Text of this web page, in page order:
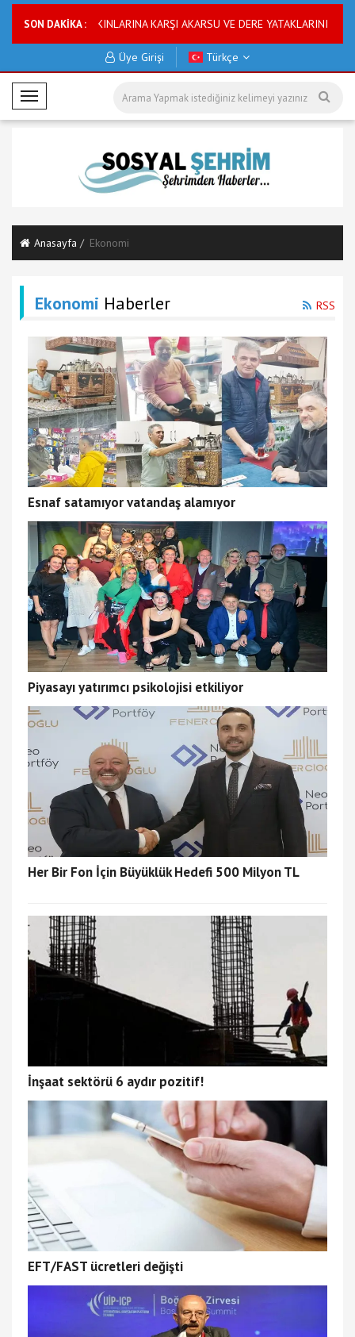
SON DAKİKA :
SU BASKINLARINA KARŞI AKARSU VE DERE YATAKLARINI ISLAH
Üye Girişi Türkçe
M
o
üAnasayfa Ekonomi
Ekonomi Haberler RSS
Esnaf satamıyor vatandaş alamıyor
Piyasayı yatırımcı psikolojisi etkiliyor
Her Bir Fon İçin Büyüklük Hedefi 500 Milyon TL
İnşaat sektörü 6 aydır pozitif!
EFT/FAST ücretleri değişti